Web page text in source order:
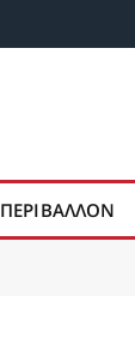
ΠΕΡΙΒΑΛΛΟΝ